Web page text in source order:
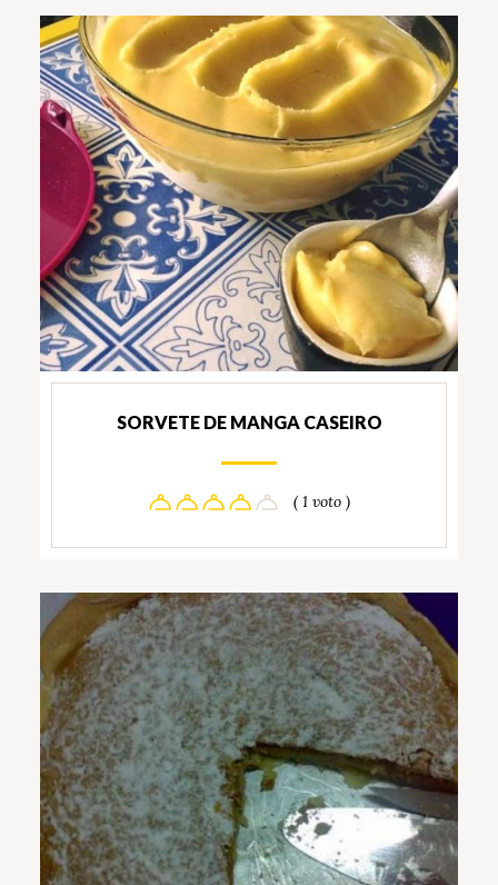
SORVETE DE MANGA CASEIRO
( 1 voto )